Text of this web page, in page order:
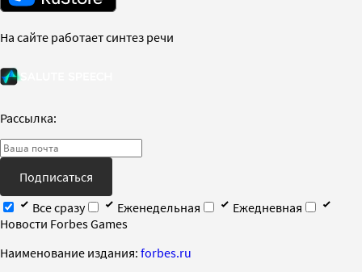
На сайте работает синтез речи
Рассылка:
Подписаться
Все сразу
Еженедельная
Ежедневная
Новости Forbes Games
Наименование издания: forbes.ru